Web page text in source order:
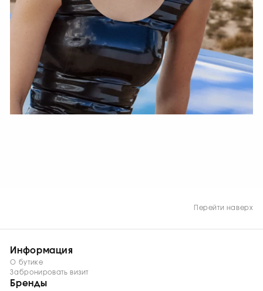
Перейти наверх
Информация
О бутике
Забронировать визит
Бренды